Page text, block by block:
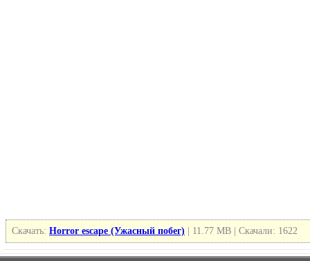
Скачать: Horror escape (Ужасный побег) | 11.77 MB | Скачали: 1622